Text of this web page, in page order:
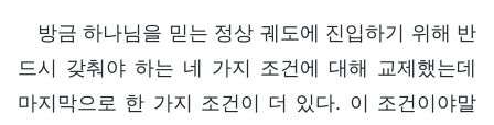
방금 하나님을 믿는 정상 궤도에 진입하기 위해 반
드시 갖춰야 하는 네 가지 조건에 대해 교제했는데
마지막으로 한 가지 조건이 더 있다. 이 조건이야말